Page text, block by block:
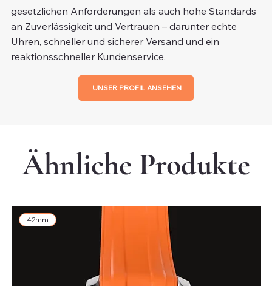
gesetzlichen Anforderungen als auch hohe Standards
an Zuverlässigkeit und Vertrauen – darunter echte
Uhren, schneller und sicherer Versand und ein
reaktionsschneller Kundenservice.
UNSER PROFIL ANSEHEN
Ähnliche Produkte
42mm